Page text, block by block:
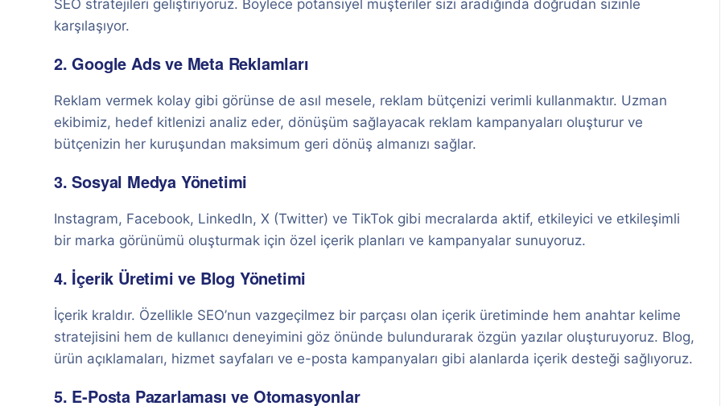
SEO stratejileri geliştiriyoruz. Böylece potansiyel müşteriler sizi aradığında doğrudan sizinle
karşılaşıyor.
2. Google Ads ve Meta Reklamları
Reklam vermek kolay gibi görünse de asıl mesele, reklam bütçenizi verimli kullanmaktır. Uzman
ekibimiz, hedef kitlenizi analiz eder, dönüşüm sağlayacak reklam kampanyaları oluşturur ve
bütçenizin her kuruşundan maksimum geri dönüş almanızı sağlar.
3. Sosyal Medya Yönetimi
Instagram, Facebook, LinkedIn, X (Twitter) ve TikTok gibi mecralarda aktif, etkileyici ve etkileşimli
bir marka görünümü oluşturmak için özel içerik planları ve kampanyalar sunuyoruz.
4. İçerik Üretimi ve Blog Yönetimi
İçerik kraldır. Özellikle SEO’nun vazgeçilmez bir parçası olan içerik üretiminde hem anahtar kelime
stratejisini hem de kullanıcı deneyimini göz önünde bulundurarak özgün yazılar oluşturuyoruz. Blog,
ürün açıklamaları, hizmet sayfaları ve e-posta kampanyaları gibi alanlarda içerik desteği sağlıyoruz.
5. E-Posta Pazarlaması ve Otomasyonlar